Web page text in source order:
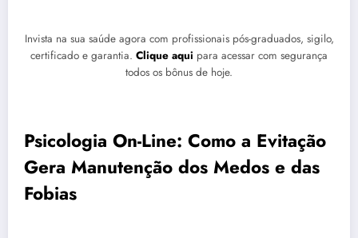
Invista na sua saúde agora com profissionais pós-graduados, sigilo,
certificado e garantia. Clique aqui para acessar com segurança
todos os bônus de hoje.
Psicologia On-Line: Como a Evitação
Gera Manutenção dos Medos e das
Fobias